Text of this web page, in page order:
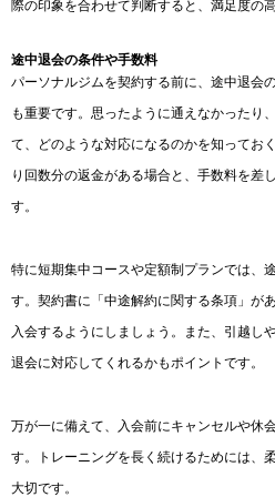
際の印象を合わせて判断すると、満足度の
途中退会の条件や手数料
パーソナルジムを契約する前に、途中退会
も重要です。思ったように通えなかったり
て、どのような対応になるのかを知ってお
り回数分の返金がある場合と、手数料を差
す。
特に短期集中コースや定額制プランでは、
す。契約書に「中途解約に関する条項」が
入会するようにしましょう。また、引越し
退会に対応してくれるかもポイントです。
万が一に備えて、入会前にキャンセルや休
す。トレーニングを長く続けるためには、
大切です。